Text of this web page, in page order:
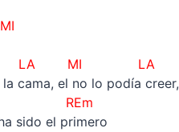
MI LA
cama, el no lo podía creer,
REm
el primero